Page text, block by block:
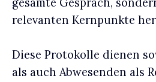
relevanten Kernpunkte
Diese Protokolle dienen
als auch Abwesenden als